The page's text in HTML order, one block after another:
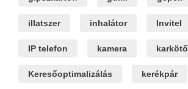
illatszer inhalátor Invitel
IP telefon kamera karkötő
Keresőoptimalizálás kerékpár